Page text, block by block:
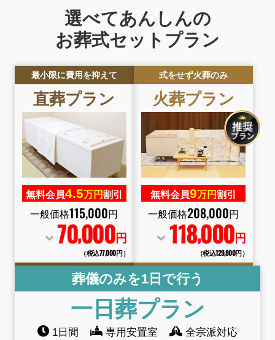
選べてあんしんの
お葬式セットプラン
最小限に費用を抑えて
直葬プラン
無料会員4.5万円割引
一般価格115,000円
70,000円
（税込77,000円）
式をせず火葬のみ
火葬プラン
無料会員9万円割引
一般価格208,000円
118,000円
（税込129,800円）
葬儀のみを1日で行う
一日葬プラン
1日間 専用安置室 全宗派対応